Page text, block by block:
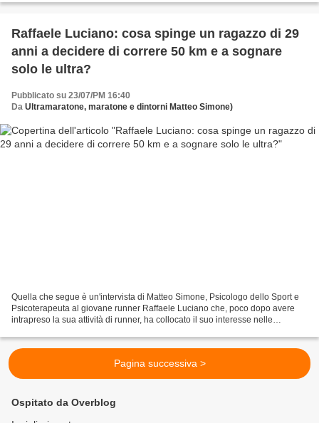
Raffaele Luciano: cosa spinge un ragazzo di 29
anni a decidere di correre 50 km e a sognare
solo le ultra?
Pubblicato su 23/07/PM 16:40
Da Ultramaratone, maratone e dintorni Matteo Simone)
Quella che segue è un'intervista di Matteo Simone, Psicologo dello Sport e
Psicoterapeuta al giovane runner Raffaele Luciano che, poco dopo avere
intrapreso la sua attività di runner, ha collocato il suo interesse nelle
Pagina successiva >
Ospitato da Overblog